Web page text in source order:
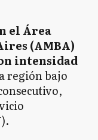
el Área
(AMBA)
intensidad
región bajo